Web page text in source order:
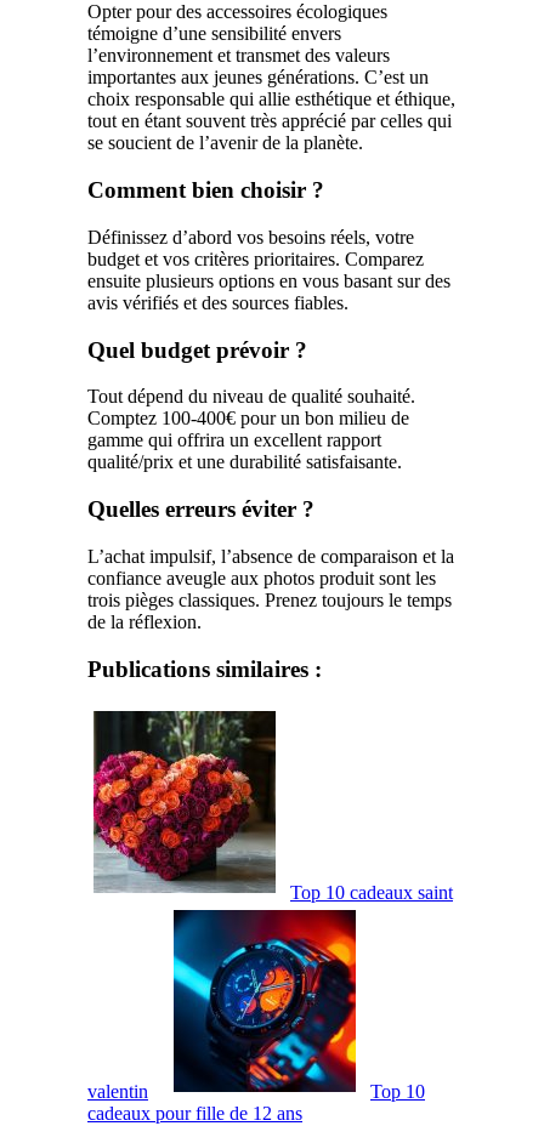
Opter pour des accessoires écologiques
témoigne d’une sensibilité envers
l’environnement et transmet des valeurs
importantes aux jeunes générations. C’est un
choix responsable qui allie esthétique et éthique,
tout en étant souvent très apprécié par celles qui
se soucient de l’avenir de la planète.
Comment bien choisir ?
Définissez d’abord vos besoins réels, votre
budget et vos critères prioritaires. Comparez
ensuite plusieurs options en vous basant sur des
avis vérifiés et des sources fiables.
Quel budget prévoir ?
Tout dépend du niveau de qualité souhaité.
Comptez 100-400€ pour un bon milieu de
gamme qui offrira un excellent rapport
qualité/prix et une durabilité satisfaisante.
Quelles erreurs éviter ?
L’achat impulsif, l’absence de comparaison et la
confiance aveugle aux photos produit sont les
trois pièges classiques. Prenez toujours le temps
de la réflexion.
Publications similaires :
Top 10 cadeaux saint
valentin
Top 10
cadeaux pour fille de 12 ans